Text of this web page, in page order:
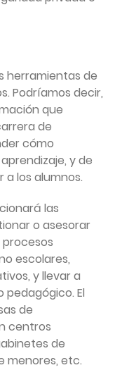
herramientas de
Podríamos decir,
que
de
cómo
y de
los alumnos.
las
o asesorar
escolares,
y llevar a
El
de
centros
de
menores, etc.